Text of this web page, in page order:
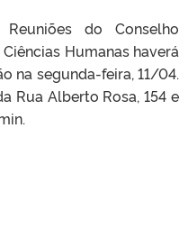
do Conselho
Humanas haverá
na segunda-feira, 11/04.
Rua Alberto Rosa, 154 e